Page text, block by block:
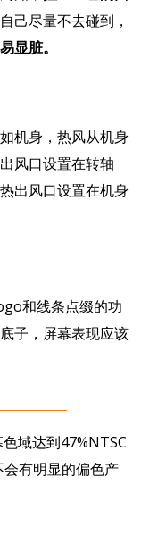
己尽量不去碰到，
显脏。
机身，热风从机身
风口设置在转轴
出风口设置在机身
和线条点缀的功
子，屏幕表现应该
域达到47%NTSC
有明显的偏色产